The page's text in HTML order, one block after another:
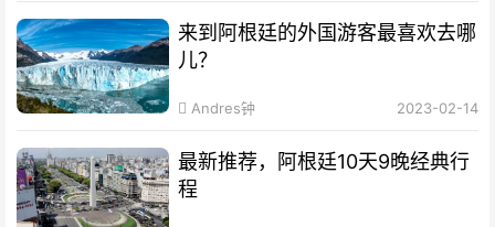
来到阿根廷的外国游客最喜欢去哪
儿？
Andres钟 2023-02-14
最新推荐，阿根廷10天9晚经典行
程